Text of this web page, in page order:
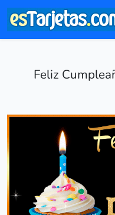
Feliz